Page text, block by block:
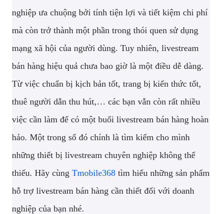
nghiệp ưa chuộng bởi tính tiện lợi và tiết kiệm chi phí
mà còn trở thành một phần trong thói quen sử dụng
mạng xã hội của người dùng. Tuy nhiên, livestream
bán hàng hiệu quả chưa bao giờ là một điều dễ dàng.
Từ việc chuẩn bị kịch bản tốt, trang bị kiến thức tốt,
thuê người dẫn thu hút,… các bạn vẫn còn rất nhiều
việc cần làm để có một buổi livestream bán hàng hoàn
hảo. Một trong số đó chính là tìm kiếm cho mình
những thiết bị livestream chuyên nghiệp không thể
thiếu. Hãy cùng Tmobile368 tìm hiểu những sản phẩm
hỗ trợ livestream bán hàng cần thiết đối với doanh
nghiệp của bạn nhé.